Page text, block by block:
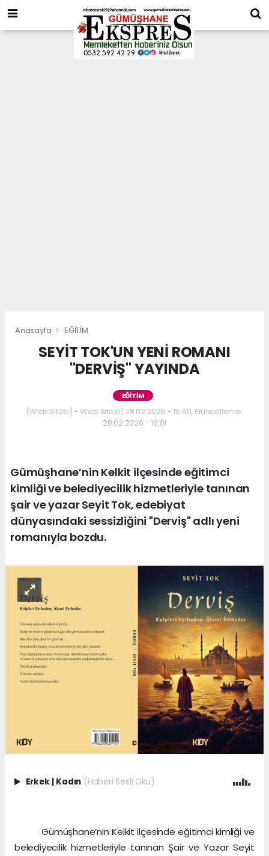
Anasayfa EĞİTİM
SEYİT TOK'UN YENİ ROMANI
"DERVİŞ" YAYINDA
EĞİTİM
(Web Sitesi) - Web Sitesi | 28.02.2026 - 15:50, Güncelleme:
28.02.2026 - 16:01
Gümüşhane’nin Kelkit ilçesinde eğitimci
kimliği ve belediyecilik hizmetleriyle tanınan
şair ve yazar Seyit Tok, edebiyat
dünyasındaki sessizliğini "Derviş" adlı yeni
romanıyla bozdu.
Erkek Kadın (Haberi Sesli Oku)
Gümüşhane’nin Kelkit ilçesinde eğitimci kimliği ve
belediyecilik hizmetleriyle tanınan Şair ve Yazar Seyit